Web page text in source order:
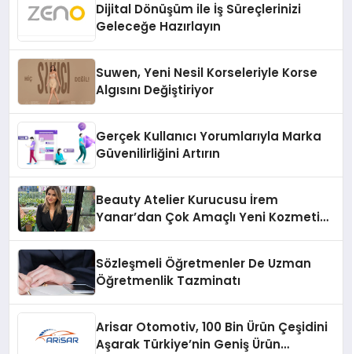
Dijital Dönüşüm ile İş Süreçlerinizi
Geleceğe Hazırlayın
Suwen, Yeni Nesil Korseleriyle Korse
Algısını Değiştiriyor
Gerçek Kullanıcı Yorumlarıyla Marka
Güvenilirliğini Artırın
Beauty Atelier Kurucusu İrem
Yanar’dan Çok Amaçlı Yeni Kozmetik
Sözleşmeli Öğretmenler De Uzman
Öğretmenlik Tazminatı
Arisar Otomotiv, 100 Bin Ürün Çeşidini
Aşarak Türkiye’nin Geniş Ürün